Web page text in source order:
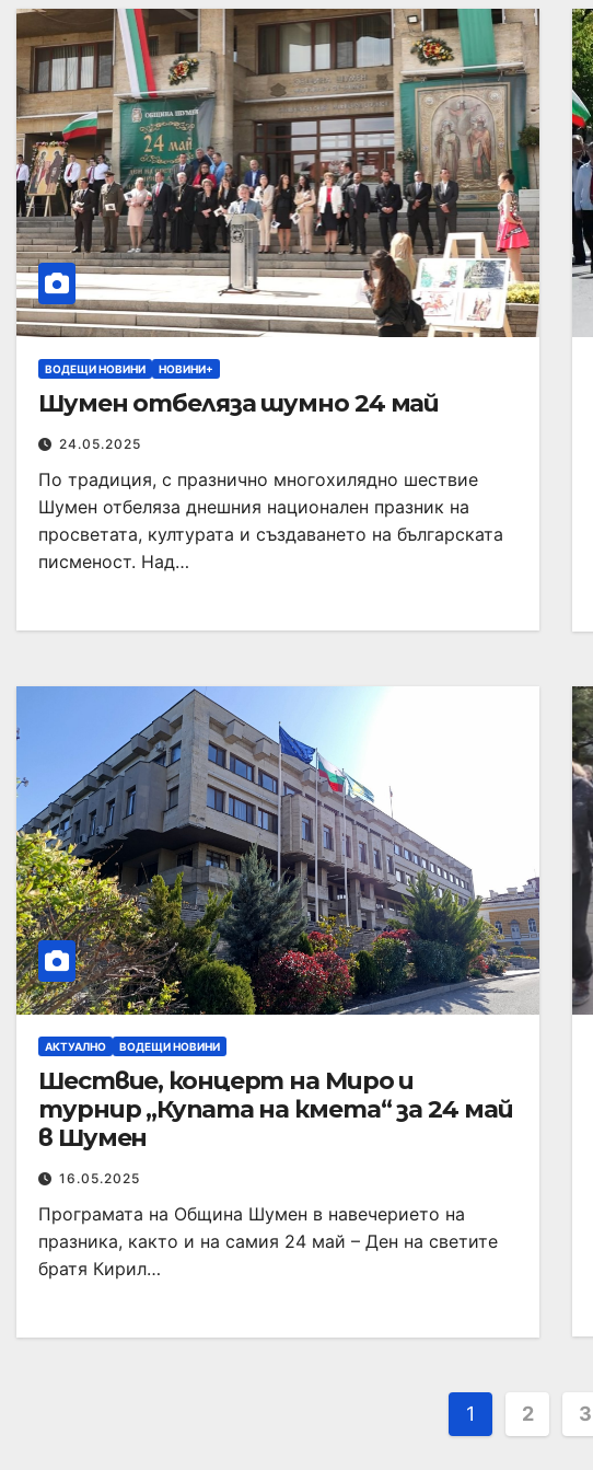
ВОДЕЩИ НОВИНИ НОВИНИ+
Шумен отбеляза шумно 24 май
24.05.2025
По традиция, с празнично многохилядно шествие
Шумен отбеляза днешния национален празник на
просветата, културата и създаването на българската
писменост. Над…
АКТУАЛНО ВОДЕЩИ НОВИНИ
Шествие, концерт на Миро и
турнир „Купата на кмета“ за 24 май
в Шумен
16.05.2025
Програмата на Община Шумен в навечерието на
празника, както и на самия 24 май – Ден на светите
братя Кирил…
1 2 3